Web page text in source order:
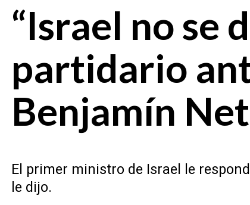
“Israel no se
partidario
Benjamín
El primer ministro de Israel le
le dijo.